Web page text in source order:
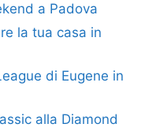
a Padova
la tua casa in
di Eugene in
alla Diamond